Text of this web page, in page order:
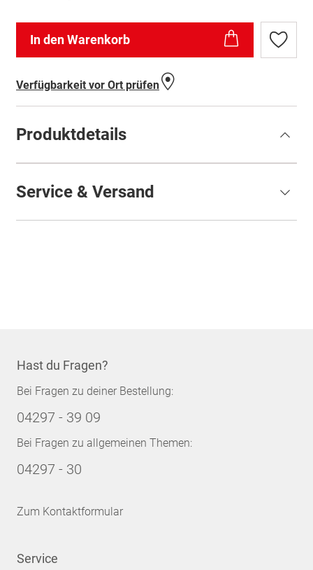
In den Warenkorb
Zur
Verfügbarkeit vor Ort prüfen
Produktdetails
Service & Versand
Hast du Fragen?
Bei Fragen zu deiner Bestellung:
04297 - 39 09
Bei Fragen zu allgemeinen Themen:
04297 - 30
Zum Kontaktformular
Service